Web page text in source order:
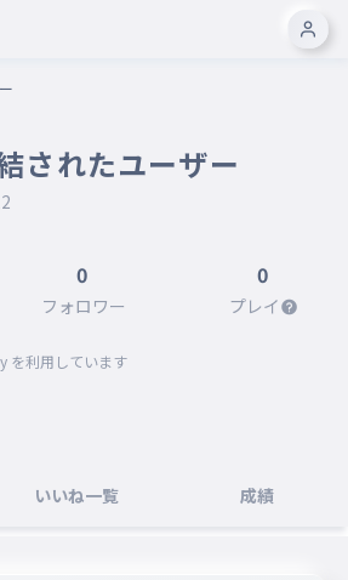
されたユーザー
0
フォロワー
0
プレイ
を利用しています
いいね一覧 成績